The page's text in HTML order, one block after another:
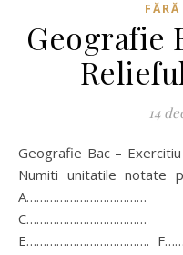
Geografie
14
Geografie Bac – Exercitiu Relieful Romaniei Exercitiul 1
Numiti unitatile notate
E……………………………….